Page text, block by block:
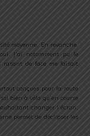
moyenne. En revanche,
J’ai notamment pu le
rasant de face me faisait
conçues pour la route
bien à vélo qu’en course
changer l’écran,
permet de déclipser les